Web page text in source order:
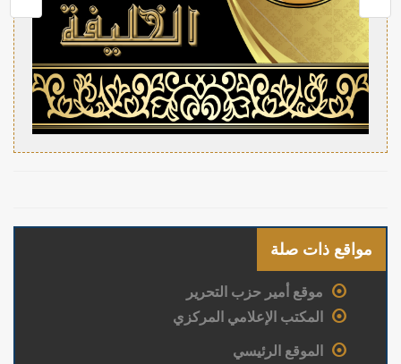
مواقع ذات صلة
موقع أمير حزب التحرير
المكتب الإعلامي المركزي
الموقع الرئيسي